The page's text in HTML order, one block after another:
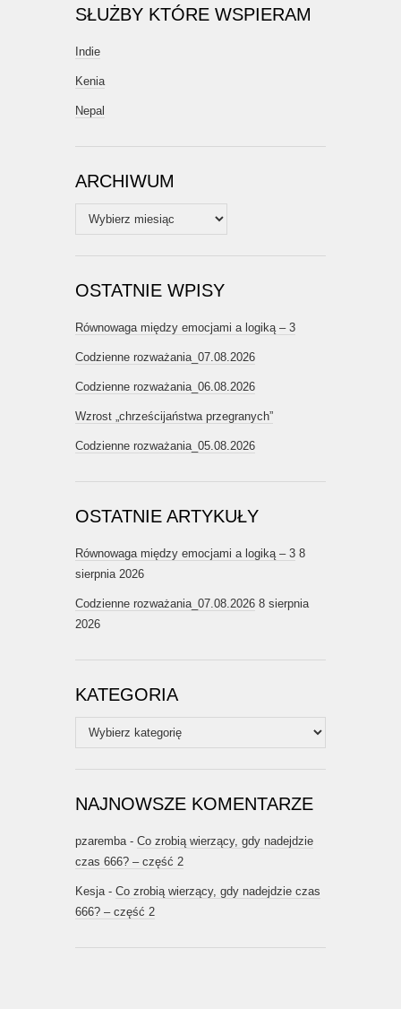
SŁUŻBY KTÓRE WSPIERAM
Indie
Kenia
Nepal
ARCHIWUM
Archiwum
OSTATNIE WPISY
Równowaga między emocjami a logiką – 3
Codzienne rozważania_07.08.2026
Codzienne rozważania_06.08.2026
Wzrost „chrześcijaństwa przegranych”
Codzienne rozważania_05.08.2026
OSTATNIE ARTYKUŁY
Równowaga między emocjami a logiką – 3 8
sierpnia 2026
Codzienne rozważania_07.08.2026 8 sierpnia
2026
KATEGORIA
Kategoria
NAJNOWSZE KOMENTARZE
pzaremba - Co zrobią wierzący, gdy nadejdzie
czas 666? – część 2
Kesja - Co zrobią wierzący, gdy nadejdzie czas
666? – część 2